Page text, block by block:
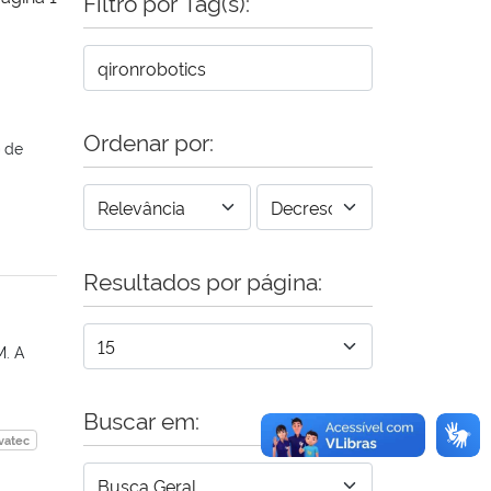
de
A
Ordenar por:
Resultados por página:
Buscar em: